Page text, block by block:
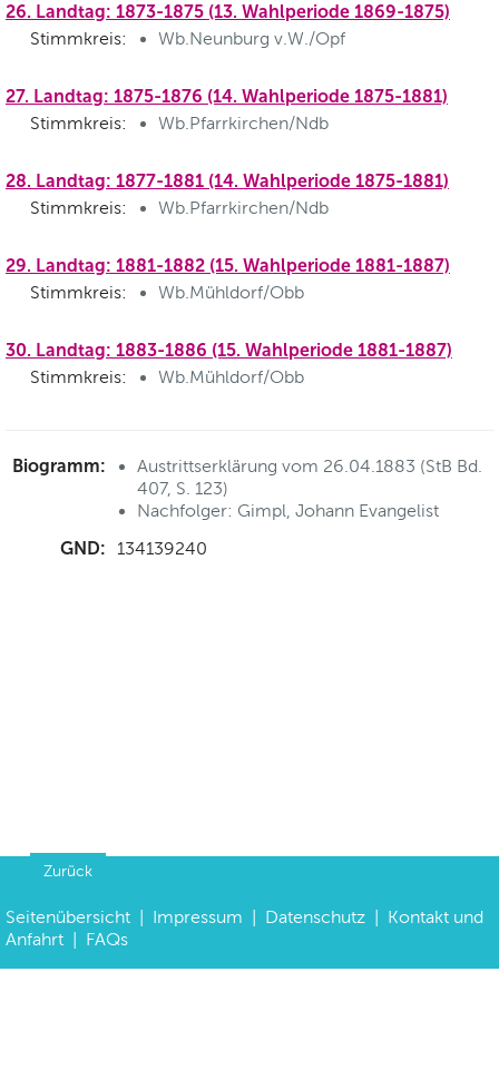
26. Landtag: 1873-1875 (13. Wahlperiode 1869-1875)
Stimmkreis: Wb.Neunburg v.W./Opf
27. Landtag: 1875-1876 (14. Wahlperiode 1875-1881)
Stimmkreis: Wb.Pfarrkirchen/Ndb
28. Landtag: 1877-1881 (14. Wahlperiode 1875-1881)
Stimmkreis: Wb.Pfarrkirchen/Ndb
29. Landtag: 1881-1882 (15. Wahlperiode 1881-1887)
Stimmkreis: Wb.Mühldorf/Obb
30. Landtag: 1883-1886 (15. Wahlperiode 1881-1887)
Stimmkreis: Wb.Mühldorf/Obb
Biogramm:
Austrittserklärung vom 26.04.1883 (StB Bd.
407, S. 123)
Nachfolger: Gimpl, Johann Evangelist
GND: 134139240
Zurück
Seitenübersicht Impressum Datenschutz
Kontakt und
Anfahrt
FAQs